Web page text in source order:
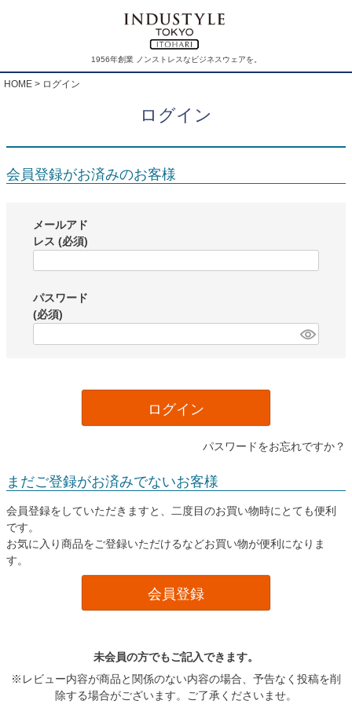
1956年創業 ノンストレスなビジネスウェアを。
HOME ログイン
ログイン
会員登録がお済みのお客様
メールアド
レス (必須)
パスワード
(必須)
ログイン
パスワードをお忘れですか？
まだご登録がお済みでないお客様
会員登録をしていただきますと、二度目のお買い物時にとても便利
です。
お気に入り商品をご登録いただけるなどお買い物が便利になりま
す。
会員登録
未会員の方でもご記入できます。
※レビュー内容が商品と関係のない内容の場合、予告なく投稿を削
除する場合がございます。ご了承くださいませ。